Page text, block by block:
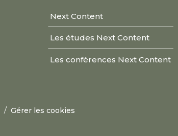
Next Content
Les études Next Content
Les conférences Next Content
/ Gérer les cookies